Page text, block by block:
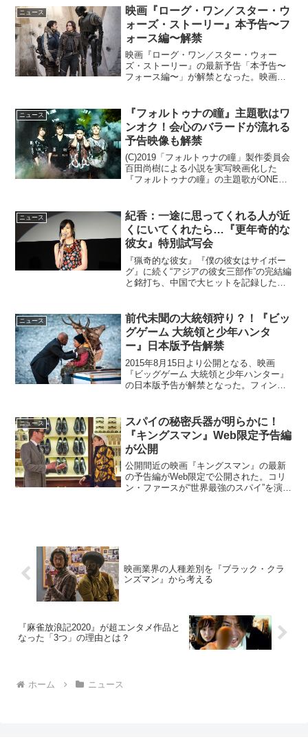
されるこ...
ニュース
映画『ローグ・ワン／スター・ウ
ォーズ・ストーリー』本予告〜フ
ォース編〜解禁
映画『ローグ・ワン／スター・ウォー
ズ・ストーリー』の最新予告「本予告〜
フォース編〜」が解禁となった。映画
ター・ウォーズ・ストーリー』は、『ス
ター・ウォーズ エピソード3...
ニュース
『フォルトゥナの瞳』主題歌はワ
ンオク！会心のバラードが流れる
予告映像も解禁
(C)2019「フォルトゥナの瞳」製作委員会
百田尚樹による小説を実写映画化した
『フォルトゥナの瞳』の主題歌がONE
人間が透けて見える」という不思議な能
力 ―フォ...
ニュース
紀香：一途に思ってくれる人が近
くにいてくれたら…『更年奇的な
彼女』特別試写会
『猟奇的な彼女』『僕の彼女はサイボー
グ』に続く“アジアの彼女三部作”の完結編
と銘打ち、中国で大ヒットを記録したク
インのチー・ジア役の日本語吹き替えを
務めた藤原紀香が登壇...
ニュース
前代未聞の大統領狩り？！『ビッ
グゲーム 大統領と少年ハンタ
ー』日本版予告解禁
2015年8月15日より公開となる、映画
『ビッグゲーム 大統領と少年ハンター』
の日本版予告が解禁となった。フィンラ
り”。鬱蒼とした森、急勾配の斜面や岩
山、崖や湖といった...
ニュース
スパイの秘密兵器が明らかに！
『キングスマン』Web限定予告編
が公開
公開間近の映画『キングスマン』の最新
の予告編がWeb限定で公開された。コリ
ン・ファースが“世界最強のスパイ”を演じ
映画業界の人種差別を『ブラック・クラ
ンズマン』から考える
『麻雀放浪記2020』が超エンタメ作品と
なった「3つ」の理由とは？
ホーム ニュース